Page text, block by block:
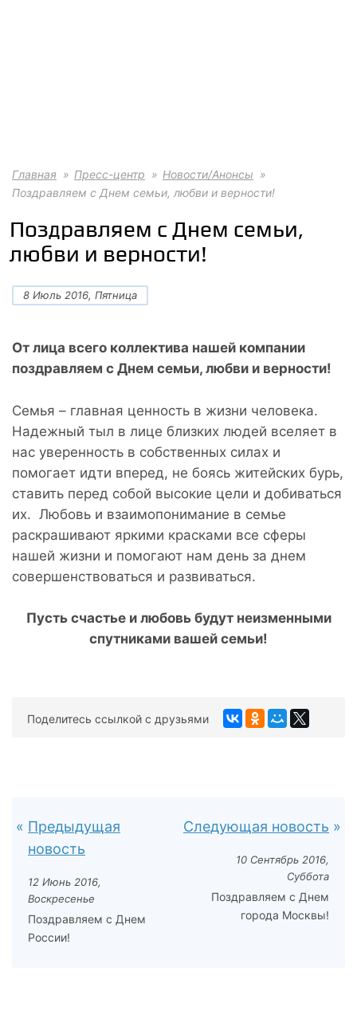
Главная Пресс-центр
Новости/Анонсы
Поздравляем с Днем семьи, любви и верности!
Поздравляем с Днем семьи,
любви и верности!
8 Июль 2016, Пятница
От лица всего коллектива нашей компании
поздравляем с Днем семьи, любви и верности!
Семья – главная ценность в жизни человека.
Надежный тыл в лице близких людей вселяет в
нас уверенность в собственных силах и
помогает идти вперед, не боясь житейских бурь,
ставить перед собой высокие цели и добиваться
их. Любовь и взаимопонимание в семье
раскрашивают яркими красками все сферы
нашей жизни и помогают нам день за днем
совершенствоваться и развиваться.
Пусть счастье и любовь будут неизменными
спутниками вашей семьи!
Поделитесь ссылкой с друзьями
Предыдущая
новость
12 Июнь 2016,
Воскресенье
Поздравляем с Днем
России!
Следующая новость
10 Сентябрь 2016,
Суббота
Поздравляем с Днем
города Москвы!